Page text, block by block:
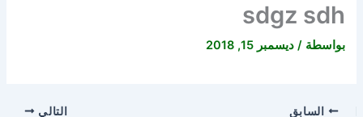
sdgz sdh
بواسطة /ديسمبر 15, 2018
السابق التالي